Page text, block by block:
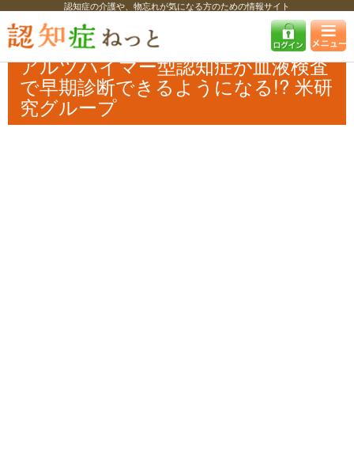
認知症の介護や、物忘れが気になる方のための情報サイト
認知症ねっと 認知症最新ニュース 医療
アルツハイマー型認知症が血
液検査で早期診断できるようになる!? 米研究グループ
アルツハイマー型認知症が血液検査
で早期診断できるようになる!? 米研
究グループ